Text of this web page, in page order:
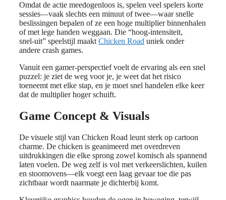
Omdat de actie meedogenloos is, spelen veel spelers korte
sessies—vaak slechts een minuut of twee—waar snelle
beslissingen bepalen of ze een hoge multiplier binnenhalen
of met lege handen weggaan. Die “hoog‑intensiteit,
snel‑uit” speelstijl maaktChicken Road uniek onder
andere crash games.
Vanuit een gamer‑perspectief voelt de ervaring als een snel
puzzel: je ziet de weg voor je, je weet dat het risico
toeneemt met elke stap, en je moet snel handelen elke keer
dat de multiplier hoger schuift.
Game Concept & Visuals
De visuele stijl van Chicken Road leunt sterk op cartoon
charme. De chicken is geanimeerd met overdreven
uitdrukkingen die elke sprong zowel komisch als spannend
laten voelen. De weg zelf is vol met verkeerslichten, kuilen
en stoomovens—elk voegt een laag gevaar toe die pas
zichtbaar wordt naarmate je dichterbij komt.